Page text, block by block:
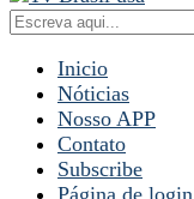
Inicio
Nóticias
Nosso APP
Contato
Subscribe
Página de login